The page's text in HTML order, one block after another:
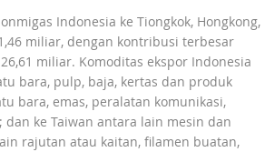
Indonesia ke Tiongkok, Hongkong,
miliar, dengan kontribusi terbesar
miliar. Komoditas ekspor Indonesia
bara, pulp, baja, kertas dan produk
bara, emas, peralatan komunikasi,
ke Taiwan antara lain mesin dan
rajutan atau kaitan, filamen buatan,